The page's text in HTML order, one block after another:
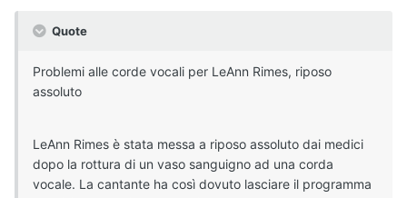
Quote
Problemi alle corde vocali per LeAnn Rimes, riposo
assoluto
LeAnn Rimes è stata messa a riposo assoluto dai medici
dopo la rottura di un vaso sanguigno ad una corda
vocale. La cantante ha così dovuto lasciare il programma